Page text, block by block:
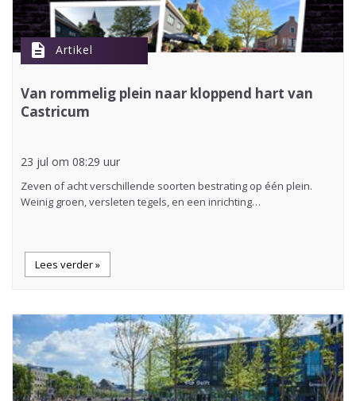
description Artikel
Van rommelig plein naar kloppend hart van
Castricum
23 jul om 08:29 uur
Zeven of acht verschillende soorten bestrating op één plein.
Weinig groen, versleten tegels, en een inrichting…
Lees verder »